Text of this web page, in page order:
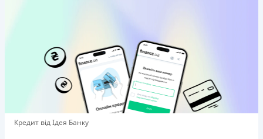
Бронзовий призер FinAwards 2026 «Найкраща програма
лояльності»
Перший займ
вiд 0,01%/день до 30 000 ₴
Повторний займ
Кредит від Ідея Банку